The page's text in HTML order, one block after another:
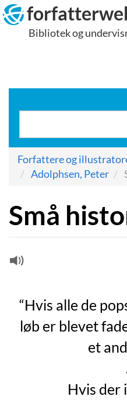
Hop
til
indholdBibliotek og
Forfattere og
Adolphsen, Peter
Små
“Hvis alle de
løb er blevet
et
Hvis der